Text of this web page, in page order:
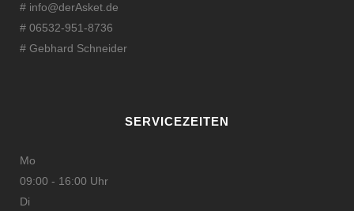
# info@derAsket.de
# 06532-951-8736
# Gebhard Schneider
SERVICEZEITEN
Mo
09:00 - 16:00 Uhr
Di